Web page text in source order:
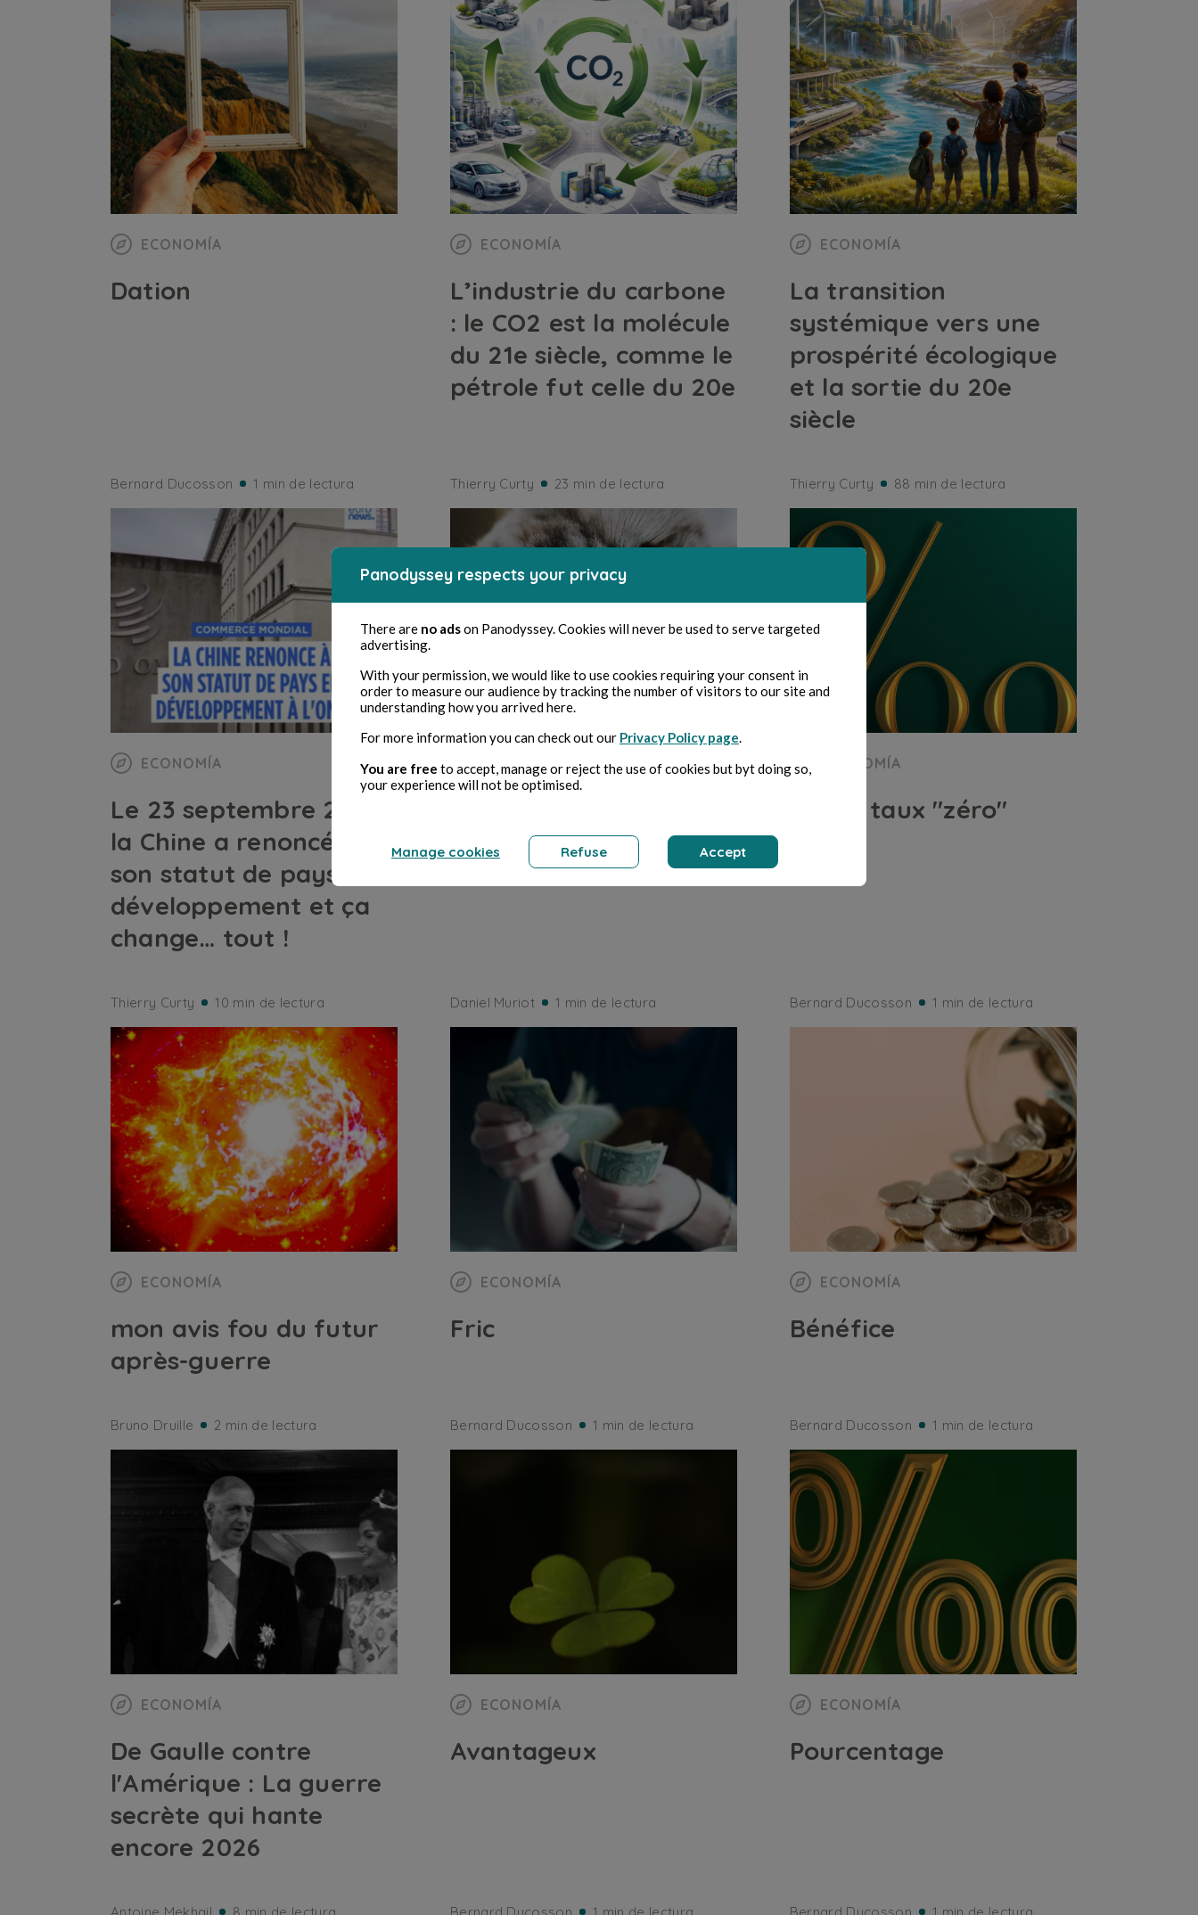
ECONOMÍA
Dation
Bernard Ducosson 1 min de lectura
ECONOMÍA
L’industrie du carbone
: le CO2 est la molécule
du 21e siècle, comme le
pétrole fut celle du 20e
Thierry Curty 23 min de lectura
ECONOMÍA
La transition
systémique vers une
prospérité écologique
et la sortie du 20e
siècle
Thierry Curty 88 min de lectura
ECONOMÍA
Le 23 septembre 2025
la Chine a renoncé à
son statut de pays en
développement et ça
change… tout !
Thierry Curty 10 min de lectura
ECONOMÍA
Daniel Muriot 1 min de lectura
ECONOMÍA
Prêt à taux "zéro"
Bernard Ducosson 1 min de lectura
ECONOMÍA
mon avis fou du futur
après-guerre
Bruno Druille 2 min de lectura
ECONOMÍA
Fric
Bernard Ducosson 1 min de lectura
ECONOMÍA
Bénéfice
Bernard Ducosson 1 min de lectura
ECONOMÍA
De Gaulle contre
l'Amérique : La guerre
secrète qui hante
encore 2026
ECONOMÍA
Avantageux
ECONOMÍA
Pourcentage
Panodyssey respects your privacy
There are no adson Panodyssey. Cookies will never be used to serve targeted
advertising.
With your permission, we would like to use cookies requiring your consent in
order to measure our audience by tracking the number of visitors to our site and
understanding how you arrived here.
For more information you can check out our Privacy Policy page.
You are free to accept, manage or reject the use of cookies but byt doing so,
your experience will not be optimised.
Manage cookies Refuse Accept